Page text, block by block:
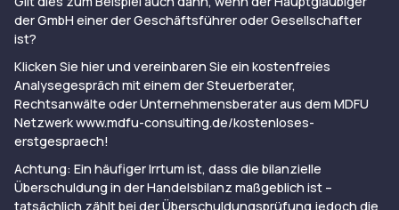
der GmbH einer der Geschäftsführer oder Gesellschafter
ist?
Klicken Sie hier und vereinbaren Sie ein kostenfreies
Analysegespräch mit einem der Steuerberater,
Rechtsanwälte oder Unternehmensberater aus dem MDFU
Netzwerkwww.mdfu-consulting.de/kostenloses-
erstgespraech!
Achtung: Ein häufiger Irrtum ist, dass die bilanzielle
Überschuldung in der Handelsbilanz maßgeblich ist –
tatsächlich zählt bei der Überschuldungsprüfung jedoch die